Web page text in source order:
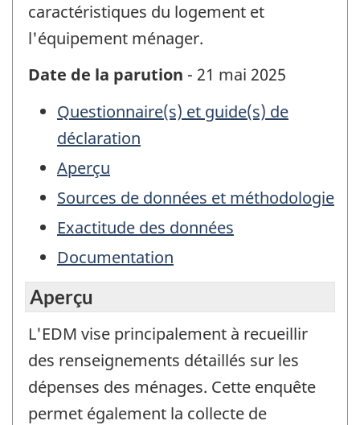
caractéristiques du logement et
l'équipement ménager.
Date de la parution - 21 mai 2025
Questionnaire(s) et guide(s) de
déclaration
Aperçu
Sources de données et méthodologie
Exactitude des données
Documentation
Aperçu
L'EDM vise principalement à recueillir
des renseignements détaillés sur les
dépenses des ménages. Cette enquête
permet également la collecte de